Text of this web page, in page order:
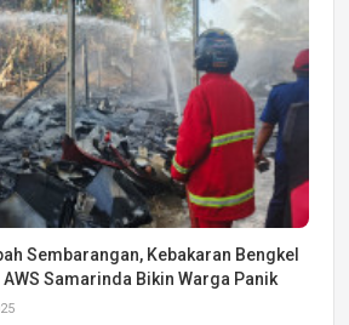
Sembarangan, Kebakaran Bengkel
Samarinda Bikin Warga Panik